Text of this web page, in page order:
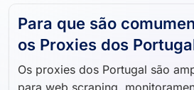
Para que são
os Proxies dos
Os proxies dos Portugal são